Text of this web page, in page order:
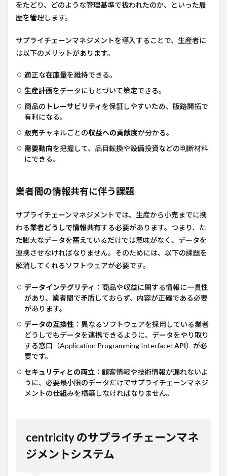
3
centricity
イチェー
ンマネジ
メントシ
3.1
大切な
ータの
「量」
く「連
携」
3.2
小売
まで
ぐシ
ステ
構築
各業
視点
で見
たベ
ィッ
ト
4
まと
め
5
URL
をたどり、どのような管理基準で扱われたのか、といった履
歴を管理します。
サプライチェーンマネジメントを導入することで、生産者に
は以下のメリットがあります。
適正な在庫量を維持できる。
生産計画をデータにもとづいて策定できる。
商品の トレーサビリティ を保証しやすいため、販路開拓で
有利になる。
販売チャネルごとの収益への貢献度が分かる。
需要動向を把握して、品目転換や設備投資などの判断材料
にできる。
業者間の情報共有に伴う課題
サプライチェーンマネジメントでは、生産から小売までに携
わる業者どうしで情報共有する必要があります。つまり、た
だ膨大なデータを蓄えているだけでは意味がなく、データを
連携させなければなりません。そのためには、以下の課題を
解消してくれるソフトウェアが必要です。
データインテグリティ ：商品や収益に関する情報に一貫性
があり、業者間で矛盾しておらず、内容が正確である必要
があります。
データの互換性 ：異なるソフトウェアを採用している業者
どうしでもデータを連携できるように、データをやり取り
する窓口（Application Programming Interface; API）が必
要です。
セキュリティとの両立 ：顧客情報や技術情報が漏れないよ
うに、必要最小限のデータだけでサプライチェーンマネジ
メントの仕組みを構築しなければなりません。
centricity のサプライチェーンマネ
ジメントシステム